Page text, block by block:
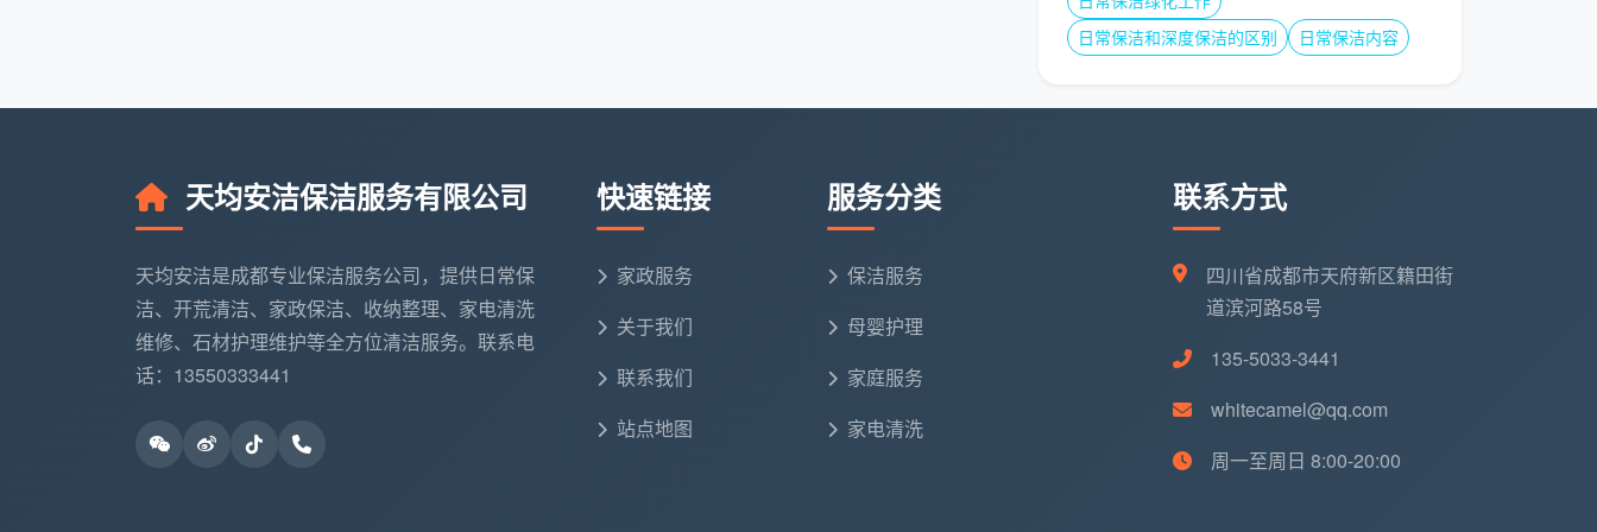
在成都专业保洁公司 层出不穷的环境下，天均安洁坚持了几件看似简单却很难持续的事。
身意外险和第三方责任险双重保障。
拒绝劣质药剂：全系使用可生物降解的中性清洁剂，尤其是有婴儿和宠物的家庭，清洁后无刺鼻
残留气味。
：验收发现任何死角，当场不计成本返工，直到您满意为止。这让很多寻找
开荒保洁价格 的客户，慢慢从“比价”转向“比质”。
日常保洁和深度保洁的区别
日常保洁内容
天均安洁保洁服务有限公司
天均安洁是成都专业保洁服务公司，提供日常保
洁、开荒清洁、家政保洁、收纳整理、家电清洗
维修、石材护理维护等全方位清洁服务。联系电
话：13550333441
快速链接
家政服务
关于我们
联系我们
站点地图
服务分类
保洁服务
母婴护理
家庭服务
家电清洗
联系方式
四川省成都市天府新区籍田街
道滨河路58号
135-5033-3441
whitecamel@qq.com
周一至周日 8:00-20:00